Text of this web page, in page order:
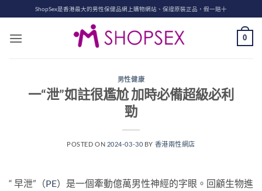
to
content
ShopSex是香港最大的男性保健品網上購物網站、保證原裝正品，假一賠十
0
男性健康
一“泄”如註很尷尬 加時必備超級必利
勁
POSTED ON 2024-03-30 BY 香港兩性網店
“ 早泄”（PE）是一個牽動億萬男性神經的字眼。回顧生物進